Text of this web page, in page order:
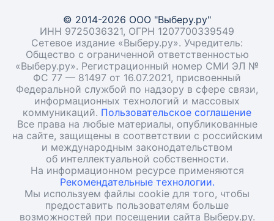
© 2014-2026 ООО "Выберу.ру"
ИНН 9725036321, ОГРН 1207700339549
Сетевое издание «Выберу.ру». Учредитель:
Общество с ограниченной ответственностью
«Выберу.ру». Регистрационный номер СМИ ЭЛ №
ФС 77 — 81497 от 16.07.2021, присвоенный
Федеральной службой по надзору в сфере связи,
информационных технологий и массовых
коммуникаций. Пользовательское соглашение
Все права на любые материалы, опубликованные
на сайте, защищены в соответствии с российским
и международным законодательством
об интеллектуальной собственности.
На информационном ресурсе применяются
Рекомендательные технологии.
Мы используем файлы cookie для того, чтобы
предоставить пользователям больше
возможностей при посещении сайта Выберу.ру.